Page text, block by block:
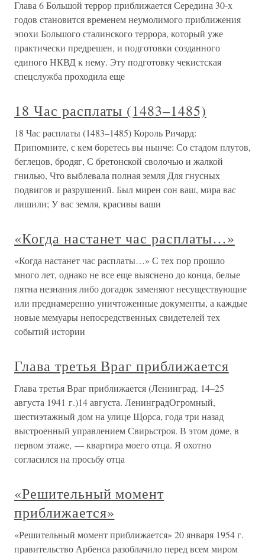
Глава 6 Большой террор приближается Середина 30-х
годов становится временем неумолимого приближения
эпохи Большого сталинского террора, который уже
практически предрешен, и подготовки созданного
единого НКВД к нему. Эту подготовку чекистская
спецслужба проходила еще
18 Час расплаты (1483–1485)
18 Час расплаты (1483–1485) Король Ричард:
Припомните, с кем боретесь вы нынче: Со стадом плутов,
беглецов, бродяг, С бретонской сволочью и жалкой
гнилью, Что выблевала полная земля Для гнусных
подвигов и разрушений. Был мирен сон ваш, мира вас
лишили; У вас земля, красивы ваши
«Когда настанет час расплаты…»
«Когда настанет час расплаты…» С тех пор прошло
много лет, однако не все еще выяснено до конца, белые
пятна незнания либо догадок заменяют несуществующие
или преднамеренно уничтоженные документы, а каждые
новые мемуары непосредственных свидетелей тех
событий истории
Глава третья Враг приближается
Глава третья Враг приближается (Ленинград. 14–25
августа 1941 г.)14 августа. ЛенинградОгромный,
шестиэтажный дом на улице Щорса, года три назад
выстроенный управлением Свирьстроя. В этом доме, в
первом этаже, — квартира моего отца. Я охотно
согласился на просьбу отца
«Решительный момент
приближается»
«Решительный момент приближается» 20 января 1954 г.
правительство Арбенса разоблачило перед всем миром